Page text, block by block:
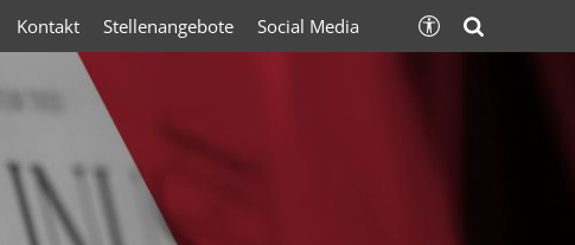
Kontakt Stellenangebote Social Media